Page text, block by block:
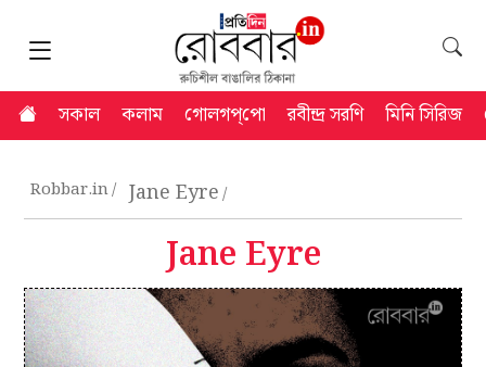
সকাল কলাম গোলগপ্‌পো রবীন্দ্র সরণি মিনি সিরিজ
Robbar.in Jane Eyre
Jane Eyre